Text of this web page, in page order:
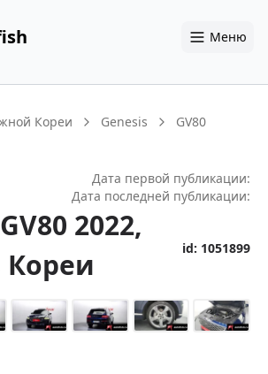
Меню
Кореи Genesis
GV80
Дата первой публикации:
Дата последней публикации:
GV80 2022,
Кореи id: 1051899